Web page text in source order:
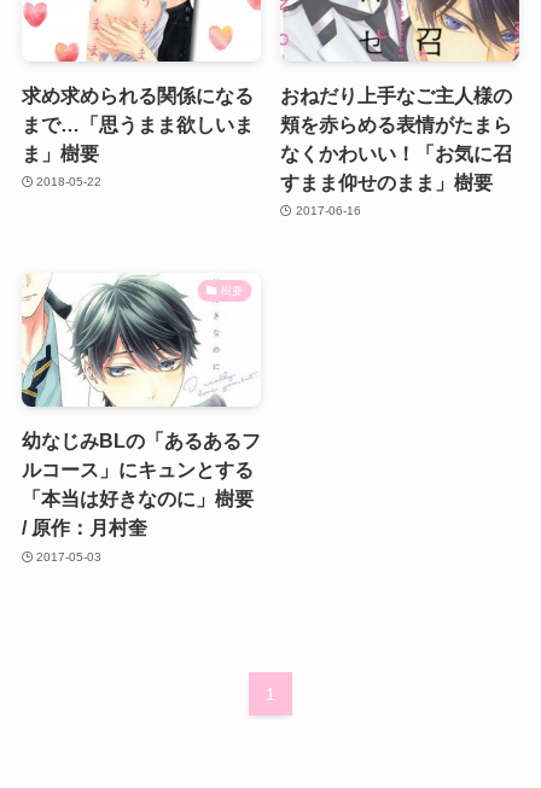
求め求められる関係になる
まで…「思うまま欲しいま
ま」樹要
2018-05-22
おねだり上手なご主人様の
頬を赤らめる表情がたまら
なくかわいい！「お気に召
すまま仰せのまま」樹要
2017-06-16
樹要
幼なじみBLの「あるあるフ
ルコース」にキュンとする
「本当は好きなのに」樹要
/ 原作：月村奎
2017-05-03
1